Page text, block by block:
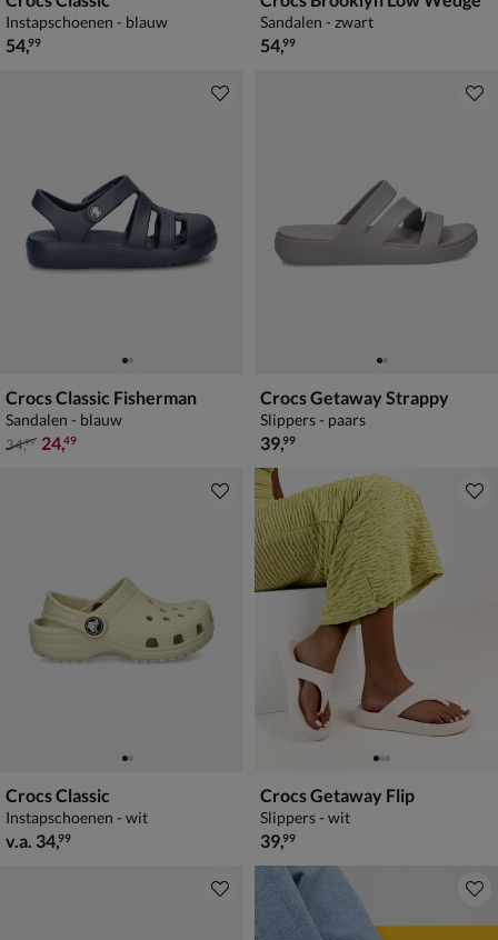
Instapschoenen - blauw
€ 54,99
54,99
Sandalen - zwart
€ 54,99
54,99
Crocs Classic Fisherman
Sandalen - blauw
van € 34,99 voor € 24,49
34,99 24,49
Crocs Getaway Strappy
Slippers - paars
€ 39,99
39,99
Crocs Classic
Instapschoenen - wit
vanaf € 34,99
v.a. 34,99
Crocs Getaway Flip
Slippers - wit
€ 39,99
39,99